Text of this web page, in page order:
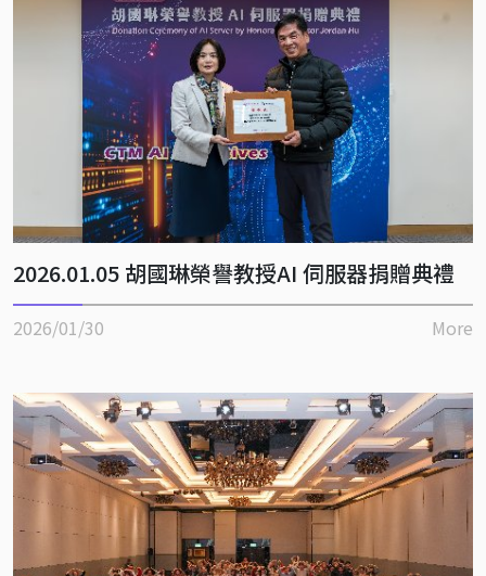
2026.01.05 胡國琳榮譽教授AI 伺服器捐贈典禮
2026/01/30 More